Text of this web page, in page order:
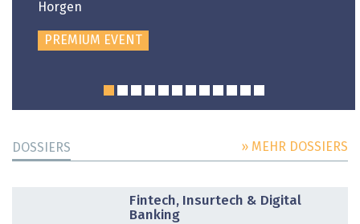
Horgen
PREMIUM EVENT
DOSSIERS » MEHR DOSSIERS
Fintech, Insurtech & Digital
Banking